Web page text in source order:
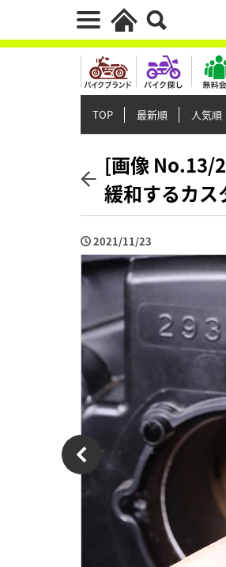
TOP 最新順 人気順
[画像 No.13/
緩和するカス
2021/11/23